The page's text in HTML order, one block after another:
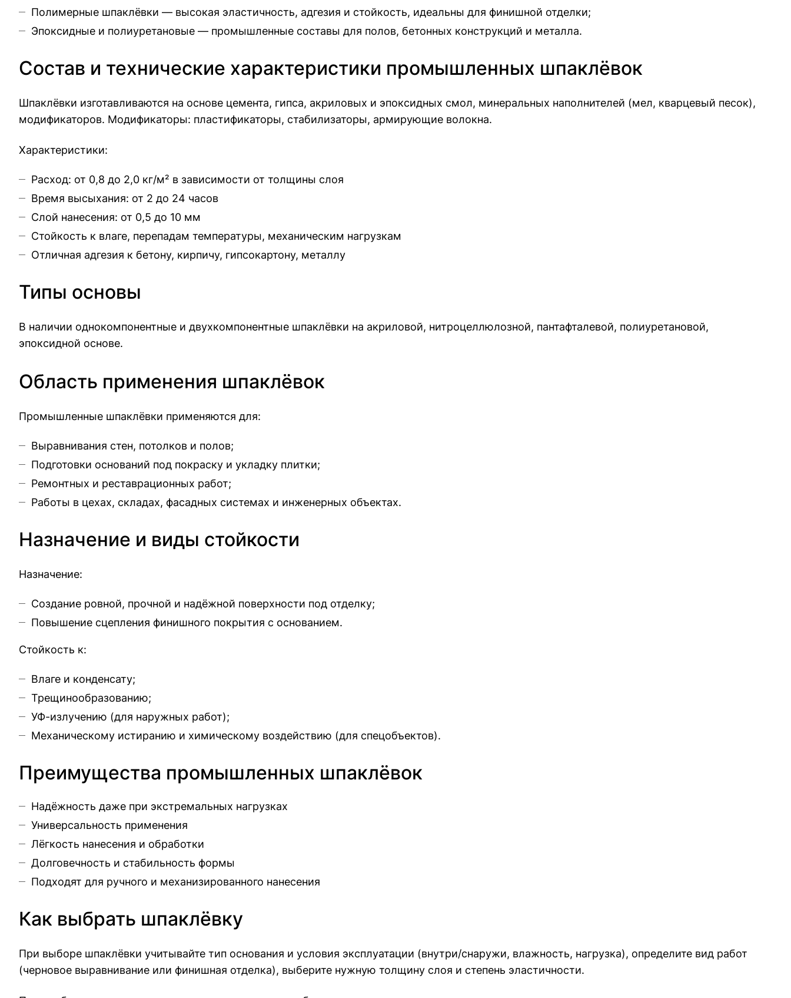
Полимерные шпаклёвки — высокая эластичность, адгезия и стойкость, идеальны для финишной отделки;
Эпоксидные и полиуретановые — промышленные составы для полов, бетонных конструкций и металла.
Состав и технические характеристики промышленных шпаклёвок
Шпаклёвки изготавливаются на основе цемента, гипса, акриловых и эпоксидных смол, минеральных наполнителей (мел, кварцевый песок),
модификаторов. Модификаторы: пластификаторы, стабилизаторы, армирующие волокна.
Характеристики:
Расход: от 0,8 до 2,0 кг/м² в зависимости от толщины слоя
Время высыхания: от 2 до 24 часов
Слой нанесения: от 0,5 до 10 мм
Стойкость к влаге, перепадам температуры, механическим нагрузкам
Отличная адгезия к бетону, кирпичу, гипсокартону, металлу
Типы основы
В наличии однокомпонентные и двухкомпонентные шпаклёвки на акриловой, нитроцеллюлозной, пантафталевой, полиуретановой,
эпоксидной основе.
Область применения шпаклёвок
Промышленные шпаклёвки применяются для:
Выравнивания стен, потолков и полов;
Подготовки оснований под покраску и укладку плитки;
Ремонтных и реставрационных работ;
Работы в цехах, складах, фасадных системах и инженерных объектах.
Назначение и виды стойкости
Назначение:
Создание ровной, прочной и надёжной поверхности под отделку;
Повышение сцепления финишного покрытия с основанием.
Стойкость к:
Влаге и конденсату;
Трещинообразованию;
УФ-излучению (для наружных работ);
Механическому истиранию и химическому воздействию (для спецобъектов).
Преимущества промышленных шпаклёвок
Надёжность даже при экстремальных нагрузках
Универсальность применения
Лёгкость нанесения и обработки
Долговечность и стабильность формы
Подходят для ручного и механизированного нанесения
Как выбрать шпаклёвку
При выборе шпаклёвки учитывайте тип основания и условия эксплуатации (внутри/снаружи, влажность, нагрузка), определите вид работ
(черновое выравнивание или финишная отделка), выберите нужную толщину слоя и степень эластичности.